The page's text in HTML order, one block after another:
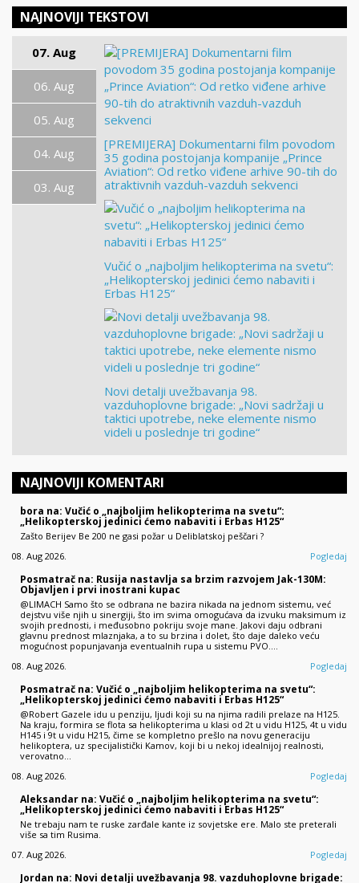
NAJNOVIJI TEKSTOVI
07. Aug
06. Aug
05. Aug
04. Aug
03. Aug
[PREMIJERA] Dokumentarni film povodom
35 godina postojanja kompanije „Prince
Aviation“: Od retko viđene arhive 90-tih do
atraktivnih vazduh-vazduh sekvenci
Vučić o „najboljim helikopterima na svetu“:
„Helikopterskoj jedinici ćemo nabaviti i
Erbas H125“
Novi detalji uvežbavanja 98.
vazduhoplovne brigade: „Novi sadržaji u
taktici upotrebe, neke elemente nismo
videli u poslednje tri godine“
NAJNOVIJI KOMENTARI
bora na: Vučić o „najboljim helikopterima na svetu“:
„Helikopterskoj jedinici ćemo nabaviti i Erbas H125“
Zašto Berijev Be 200 ne gasi požar u Deliblatskoj peščari ?
08. Aug 2026.
Pogledaj
Posmatrač na: Rusija nastavlja sa brzim razvojem Jak-130M:
Objavljen i prvi inostrani kupac
@LIMACH Samo što se odbrana ne bazira nikada na jednom sistemu, već
dejstvu više njih u sinergiji, što im svima omogućava da izvuku maksimum iz
svojih prednosti, i međusobno pokriju svoje mane. Jakovi daju odbrani
glavnu prednost mlaznjaka, a to su brzina i dolet, što daje daleko veću
mogućnost popunjavanja eventualnih rupa u sistemu PVO.…
08. Aug 2026.
Pogledaj
Posmatrač na: Vučić o „najboljim helikopterima na svetu“:
„Helikopterskoj jedinici ćemo nabaviti i Erbas H125“
@Robert Gazele idu u penziju, ljudi koji su na njima radili prelaze na H125.
Na kraju, formira se flota sa helikopterima u klasi od 2t u vidu H125, 4t u vidu
H145 i 9t u vidu H215, čime se kompletno prešlo na novu generaciju
helikoptera, uz specijalistički Kamov, koji bi u nekoj idealnijoj realnosti,
verovatno…
08. Aug 2026.
Pogledaj
Aleksandar na: Vučić o „najboljim helikopterima na svetu“:
„Helikopterskoj jedinici ćemo nabaviti i Erbas H125“
Ne trebaju nam te ruske zarđale kante iz sovjetske ere. Malo ste preterali
više sa tim Rusima.
07. Aug 2026.
Pogledaj
Jordan na: Novi detalji uvežbavanja 98. vazduhoplovne brigade: